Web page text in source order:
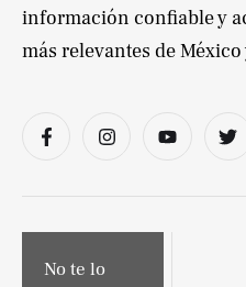
No te lo
información confiable y
más relevantes de